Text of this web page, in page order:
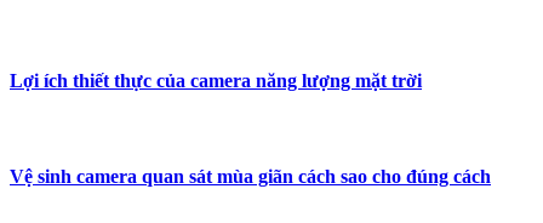
Lợi ích thiết thực của camera năng lượng mặt trời
Vệ sinh camera quan sát mùa giãn cách sao cho đúng cách